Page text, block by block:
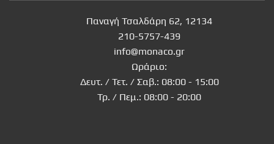
Παναγή Τσαλδάρη 62, 12134
210-5757-439
info@monaco.gr
Ωράριο:
Δευτ. / Τετ. / Σαβ.: 08:00 - 15:00
Τρ. / Πεμ.: 08:00 - 20:00